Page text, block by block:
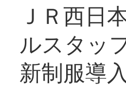
ＪＲ西日
ルスタッ
新制服導入